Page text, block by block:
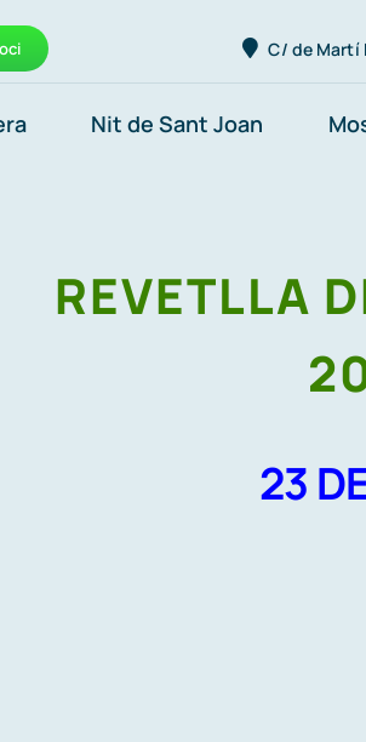
C/ de Martí
Nit de Sant Joan
REVETLLA
23